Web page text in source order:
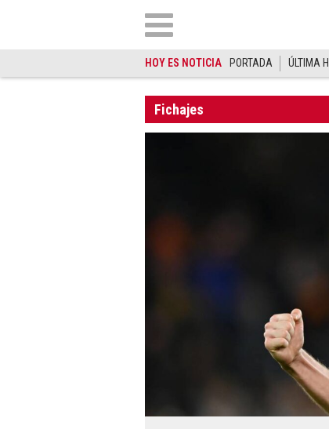
HOY ES NOTICIA PORTADA ÚLTIMA
Fichajes